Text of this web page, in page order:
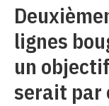
lignes
un
serait par